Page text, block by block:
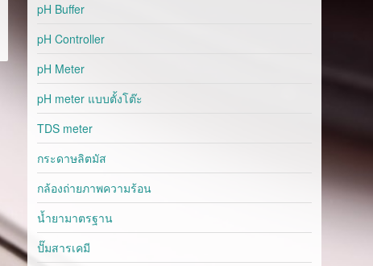
pH Buffer
pH Controller
pH Meter
pH meter แบบตั้งโต๊ะ
TDS meter
กระดาษลิตมัส
กล้องถ่ายภาพความร้อน
น้ำยามาตรฐาน
ปั๊มสารเคมี